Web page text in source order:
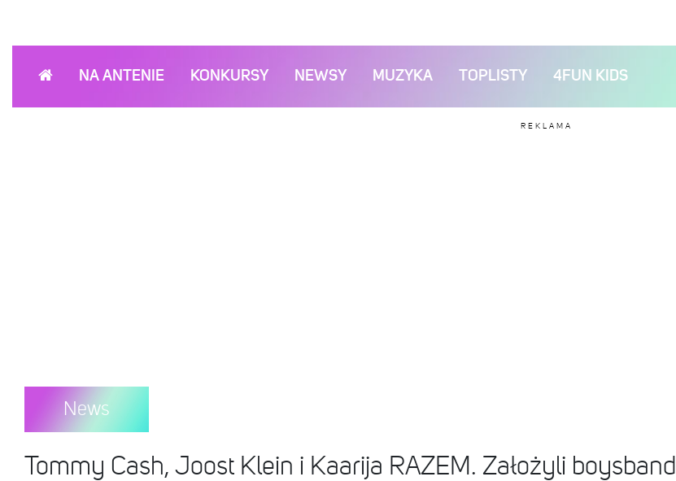
NA ANTENIE KONKURSY NEWSY MUZYKA TOPLISTY 4FUN KIDS
REKLAMA
News
Tommy Cash, Joost Klein i Kaarija RAZEM. Założyli boysband